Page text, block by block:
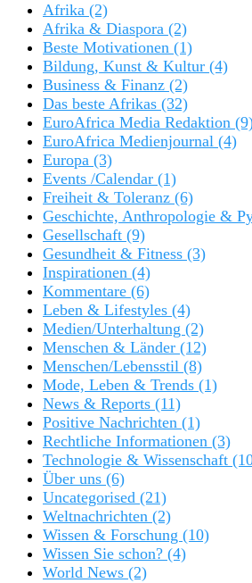
Afrika (2)
Afrika & Diaspora (2)
Beste Motivationen (1)
Bildung, Kunst & Kultur (4)
Business & Finanz (2)
Das beste Afrikas (32)
EuroAfrica Media Redaktion
EuroAfrica Medienjournal (4)
Europa (3)
Events /Calendar (1)
Freiheit & Toleranz (6)
Geschichte, Anthropologie &
Gesellschaft (9)
Gesundheit & Fitness (3)
Inspirationen (4)
Kommentare (6)
Leben & Lifestyles (4)
Medien/Unterhaltung (2)
Menschen & Länder (12)
Menschen/Lebensstil (8)
Mode, Leben & Trends (1)
News & Reports (11)
Positive Nachrichten (1)
Rechtliche Informationen (3)
Technologie & Wissenschaft
Über uns (6)
Uncategorised (21)
Weltnachrichten (2)
Wissen & Forschung (10)
Wissen Sie schon? (4)
World News (2)